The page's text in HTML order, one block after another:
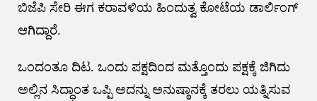
ಬಿಜೆಪಿ ಸೇರಿ ಈಗ ಕರಾವಳಿಯ ಹಿಂದುತ್ವ ಕೋಟೆಯ ಡಾರ್ಲಿಂಗ್
ಆಗಿದ್ದಾರೆ.
ಒಂದಂತೂ ದಿಟ. ಒಂದು ಪಕ್ಷದಿಂದ ಮತ್ತೊಂದು ಪಕ್ಷಕ್ಕೆ ಜಿಗಿದು
ಅಲ್ಲಿನ ಸಿದ್ಧಾಂತ ಒಪ್ಪಿ ಅದನ್ನು ಅನುಷ್ಠಾನಕ್ಕೆ ತರಲು ಯತ್ನಿಸುವ